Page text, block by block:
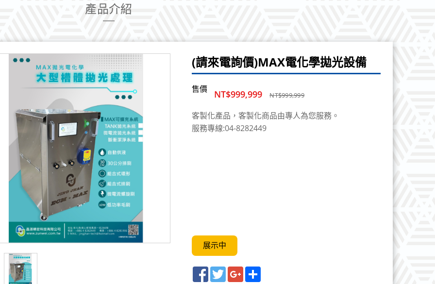
產品介紹
(請來電詢價)MAX電化學拋光設備
售價 NT$999,999 NT$999,999
客製化產品，客製化商品由專人為您服務。
服務專線:04-8282449
展示中
FacebookTwitterGoogle+